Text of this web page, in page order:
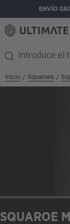
principalENVÍO
Inicio / Squaroes /
SQUAROE